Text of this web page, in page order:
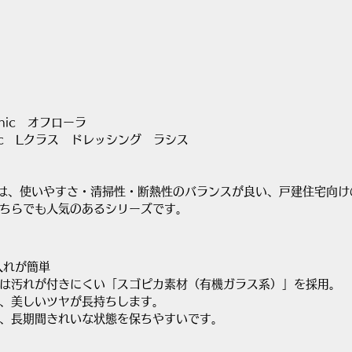
　オフローラ
Lクラス　ドレッシング　ラシス
使いやすさ・清掃性・断熱性のバランスが良い、戸建住宅向け
らでも人気のあるシリーズです。
が簡単
汚れが付きにくい「スゴピカ素材（有機ガラス系）」を採用。
美しいツヤが長持ちします。
長期間きれいな状態を保ちやすいです。